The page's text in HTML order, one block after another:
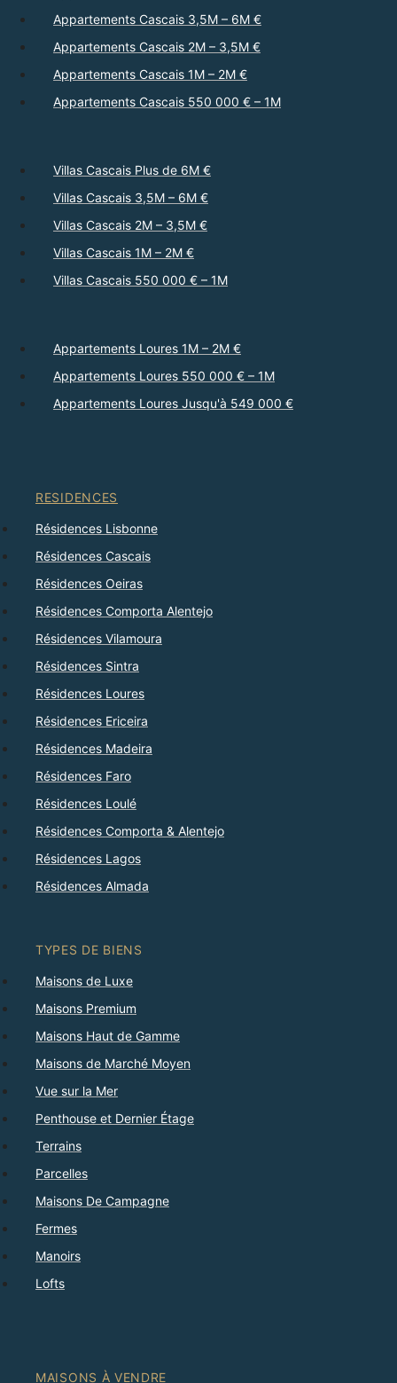
Appartements Cascais 3,5M – 6M €
Appartements Cascais 2M – 3,5M €
Appartements Cascais 1M – 2M €
Appartements Cascais 550 000 € – 1M
Villas Cascais Plus de 6M €
Villas Cascais 3,5M – 6M €
Villas Cascais 2M – 3,5M €
Villas Cascais 1M – 2M €
Villas Cascais 550 000 € – 1M
Appartements Loures 1M – 2M €
Appartements Loures 550 000 € – 1M
Appartements Loures Jusqu'à 549 000 €
RESIDENCES
Résidences Lisbonne
Résidences Cascais
Résidences Oeiras
Résidences Comporta Alentejo
Résidences Vilamoura
Résidences Sintra
Résidences Loures
Résidences Ericeira
Résidences Madeira
Résidences Faro
Résidences Loulé
Résidences Comporta & Alentejo
Résidences Lagos
Résidences Almada
TYPES DE BIENS
Maisons de Luxe
Maisons Premium
Maisons Haut de Gamme
Maisons de Marché Moyen
Vue sur la Mer
Penthouse et Dernier Étage
Terrains
Parcelles
Maisons De Campagne
Fermes
Manoirs
Lofts
MAISONS À VENDRE